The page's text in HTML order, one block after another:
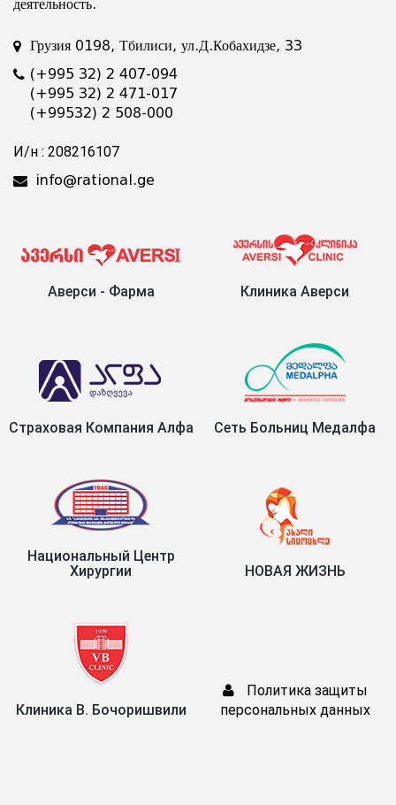
деятельность.
Грузия 0198, Тбилиси, ул.Д.Кобахидзе, 33
(+995 32) 2 407-094
(+995 32) 2 471-017
(+99532) 2 508-000
И/н : 208216107
info@rational.ge
Аверси - Фарма Клиника Аверси
Страховая Компания Алфа Сеть Больниц Медалфа
Национальный Центр
Хирургии
НОВАЯ ЖИЗНЬ
Клиника В. Бочоришвили
Политика защиты
персональных данных